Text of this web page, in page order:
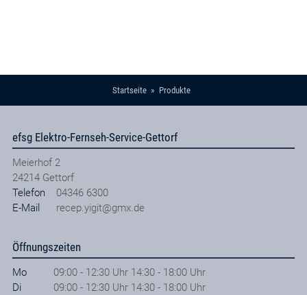
Startseite Produkte
efsg Elektro-Fernseh-Service-Gettorf
Meierhof 2
24214 Gettorf
Telefon
04346 6300
E-Mail
recep.yigit@gmx.de
Öffnungszeiten
Mo
09:00 - 12:30 Uhr 14:30 - 18:00 Uhr
Di
09:00 - 12:30 Uhr 14:30 - 18:00 Uhr